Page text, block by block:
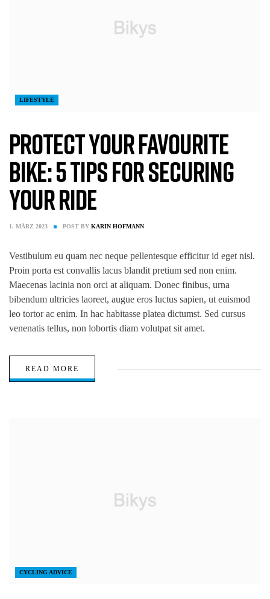
LIFESTYLE
Protect Your favourite
bike: 5 Tips for Securing
Your Ride
1. MÄRZ 2023 POST BY KARIN HOFMANN
Vestibulum eu quam nec neque pellentesque efficitur id eget nisl.
Proin porta est convallis lacus blandit pretium sed non enim.
Maecenas lacinia non orci at aliquam. Donec finibus, urna
bibendum ultricies laoreet, augue eros luctus sapien, ut euismod
leo tortor ac enim. In hac habitasse platea dictumst. Sed cursus
venenatis tellus, non lobortis diam volutpat sit amet.
READ MORE
CYCLING ADVICE